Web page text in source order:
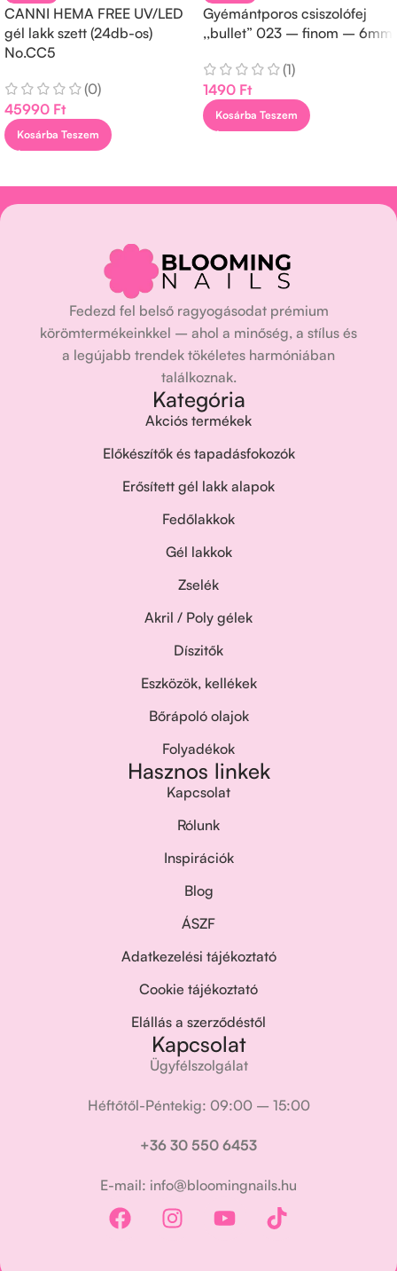
CANNI HEMA FREE UV/LED
gél lakk szett (24db-os)
No.CC5
(0)
45990 Ft
Kosárba Teszem
Gyémántporos csiszolófej
,,bullet” 023 – finom – 6mm
(1)
1490 Ft
Kosárba Teszem
Fedezd fel belső ragyogásodat prémium
körömtermékeinkkel – ahol a minőség, a stílus és
a legújabb trendek tökéletes harmóniában
találkoznak.
Kategória
Akciós termékek
Előkészítők és tapadásfokozók
Erősített gél lakk alapok
Fedőlakkok
Gél lakkok
Zselék
Akril / Poly gélek
Díszitők
Eszközök, kellékek
Bőrápoló olajok
Folyadékok
Hasznos linkek
Kapcsolat
Rólunk
Inspirációk
Blog
ÁSZF
Adatkezelési tájékoztató
Cookie tájékoztató
Elállás a szerződéstől
Kapcsolat
Ügyfélszolgálat
Héftőtől-Péntekig: 09:00 – 15:00
+36 30 550 6453
E-mail: info@bloomingnails.hu